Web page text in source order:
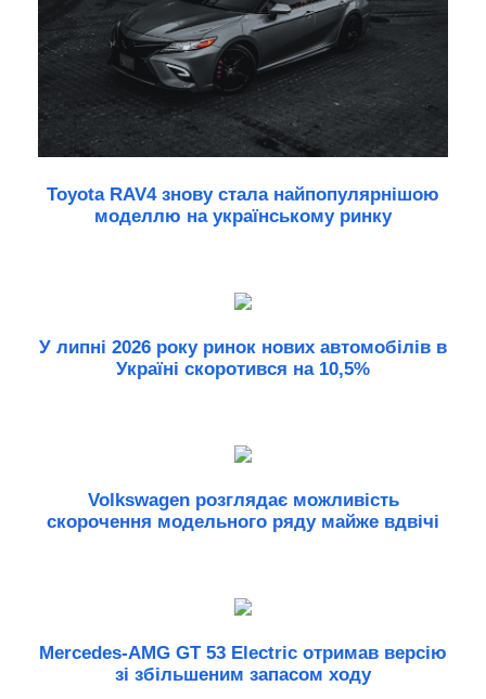
Toyota RAV4 знову стала найпопулярнішою
моделлю на українському ринку
У липні 2026 року ринок нових автомобілів в
Україні скоротився на 10,5%
Volkswagen розглядає можливість
скорочення модельного ряду майже вдвічі
Mercedes-AMG GT 53 Electric отримав версію
зі збільшеним запасом ходу